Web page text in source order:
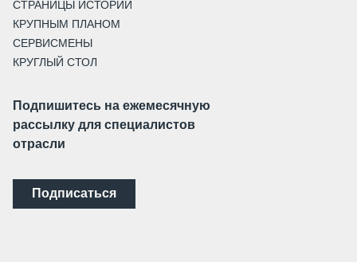
СТРАНИЦЫ ИСТОРИИ
КРУПНЫМ ПЛАНОМ
СЕРВИСМЕНЫ
КРУГЛЫЙ СТОЛ
Подпишитесь на ежемесячную
рассылку для специалистов
отрасли
Подписаться